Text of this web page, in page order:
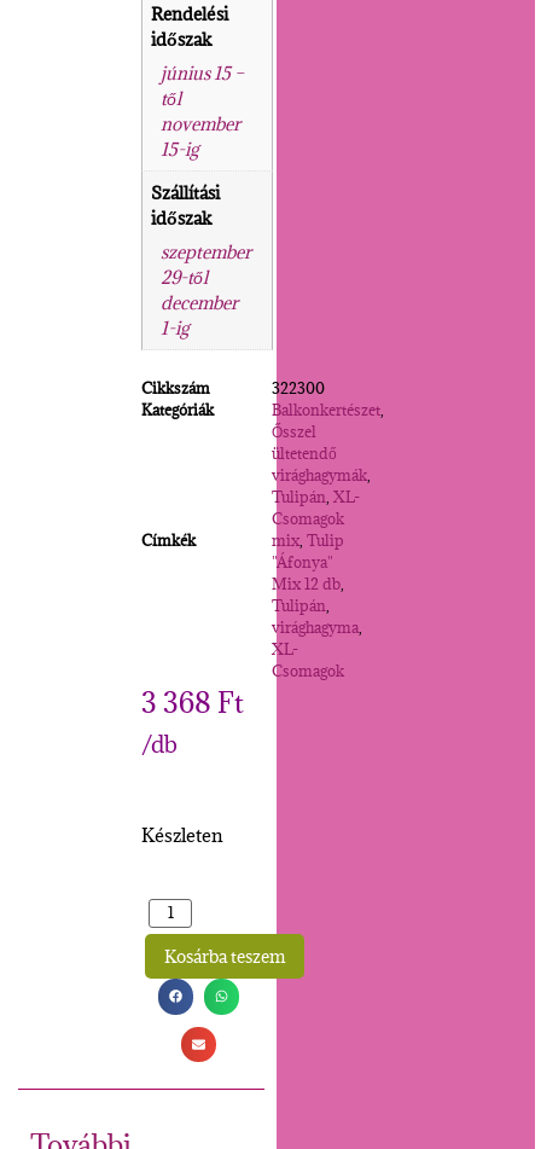
Rendelési
időszak
június 15 –
től
november
15-ig
Szállítási
időszak
szeptember
29-től
december
1-ig
Cikkszám
322300
Kategóriák
Balkonkertészet,
Ősszel
ültetendő
virághagymák,
Tulipán,XL-
Csomagok
Címkék
mix,Tulip
"Áfonya"
Mix 12 db,
Tulipán,
virághagyma,
XL-
Csomagok
3 368 Ft
/db
Készleten
Kosárba teszem
Alternative: